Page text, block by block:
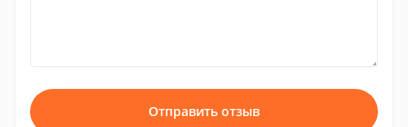
Отправить отзыв